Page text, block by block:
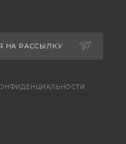
НА РАССЫЛКУ